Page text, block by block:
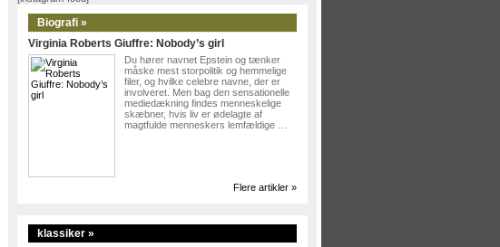
Biografi »
Virginia Roberts Giuffre: Nobody’s girl
Du hører navnet Epstein og tænker
måske mest storpolitik og hemmelige
filer, og hvilke celebre navne, der er
involveret. Men bag den sensationelle
mediedækning findes menneskelige
skæbner, hvis liv er ødelagte af
magtfulde menneskers lemfældige …
Flere artikler »
klassiker »